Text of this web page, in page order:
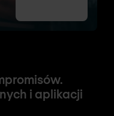
i aplikacji